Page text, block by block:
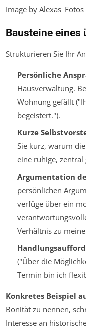
Image by
Bausteine eines
Strukturieren Sie Ihr
Persönliche
Hausverwaltung.
Wohnung gefällt
begeistert.").
Kurze
Sie kurz, warum
eine ruhige, zentral
Argumentation
persönlichen
verfüge über ein
Verhältnis zu
("Über die
Termin bin ich
Konkretes Beispiel
Bonität zu nennen,
Interesse an